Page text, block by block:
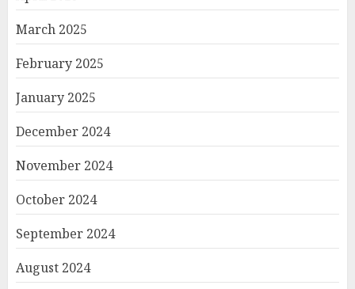
March 2025
February 2025
January 2025
December 2024
November 2024
October 2024
September 2024
August 2024